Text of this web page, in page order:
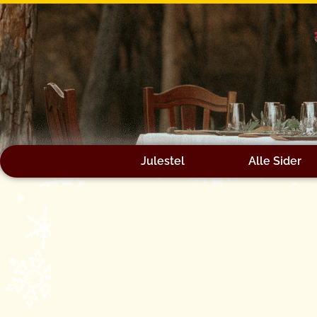
Gå
til
indholdet
Julestel Alle Sider